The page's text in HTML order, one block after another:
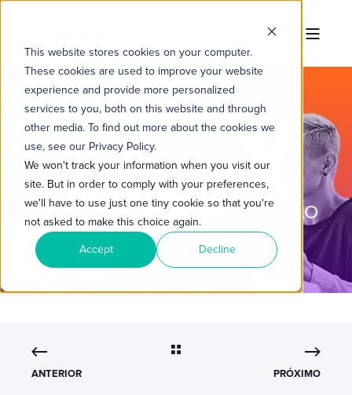
This website stores cookies on your computer.
These cookies are used to improve your website
experience and provide more personalized
services to you, both on this website and through
other media. To find out more about the cookies we
use, see our Privacy Policy.
We won't track your information when you visit our
site. But in order to comply with your preferences,
we'll have to use just one tiny cookie so that you're
not asked to make this choice again.
Accept Decline
3 MIN READ
C-LEVELS: LÍDERES UNIDOS EM
PROJETOS DE TRANSFORMAÇÃO
DIGITAL
ANTERIOR PRÓXIMO